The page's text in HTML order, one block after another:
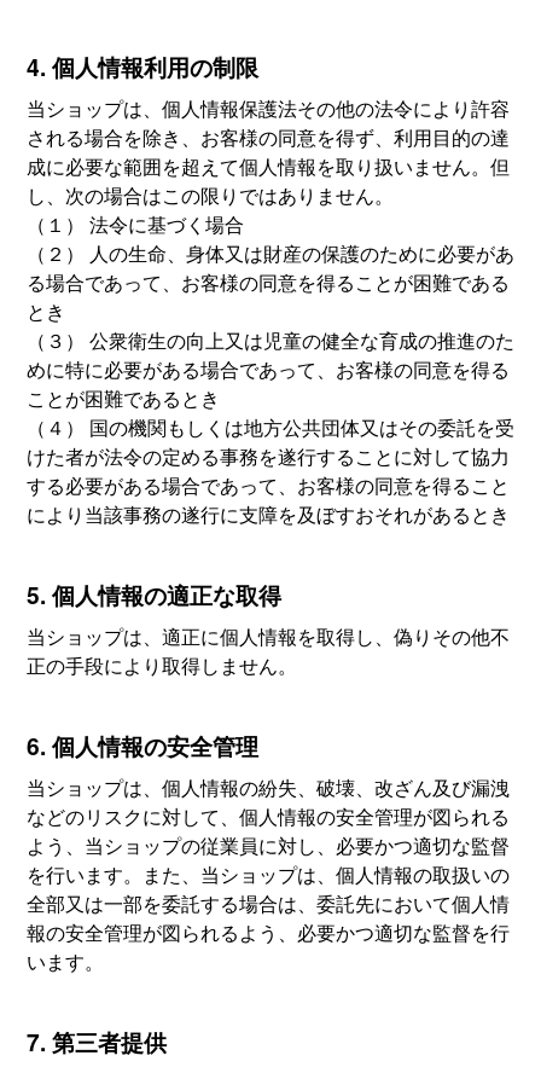
4. 個人情報利用の制限
当ショップは、個人情報保護法その他の法令により許容
される場合を除き、お客様の同意を得ず、利用目的の達
成に必要な範囲を超えて個人情報を取り扱いません。但
し、次の場合はこの限りではありません。
（１） 法令に基づく場合
（２） 人の生命、身体又は財産の保護のために必要があ
る場合であって、お客様の同意を得ることが困難である
とき
（３） 公衆衛生の向上又は児童の健全な育成の推進のた
めに特に必要がある場合であって、お客様の同意を得る
ことが困難であるとき
（４） 国の機関もしくは地方公共団体又はその委託を受
けた者が法令の定める事務を遂行することに対して協力
する必要がある場合であって、お客様の同意を得ること
により当該事務の遂行に支障を及ぼすおそれがあるとき
5. 個人情報の適正な取得
当ショップは、適正に個人情報を取得し、偽りその他不
正の手段により取得しません。
6. 個人情報の安全管理
当ショップは、個人情報の紛失、破壊、改ざん及び漏洩
などのリスクに対して、個人情報の安全管理が図られる
よう、当ショップの従業員に対し、必要かつ適切な監督
を行います。また、当ショップは、個人情報の取扱いの
全部又は一部を委託する場合は、委託先において個人情
報の安全管理が図られるよう、必要かつ適切な監督を行
います。
7. 第三者提供